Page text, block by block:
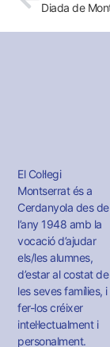
El Col·legi
Montserrat és a
Cerdanyola des de
l’any 1948 amb la
vocació d’ajudar
els/les alumnes,
d’estar al costat de
les seves famílies, i
fer-los créixer
intel·lectualment i
personalment.